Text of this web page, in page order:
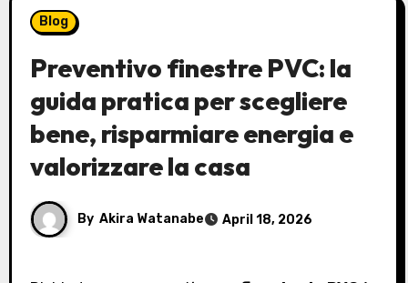
Blog
Preventivo finestre PVC: la
guida pratica per scegliere
bene, risparmiare energia e
valorizzare la casa
By Akira Watanabe April 18, 2026